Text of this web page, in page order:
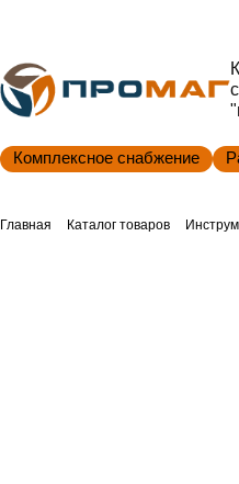
Комплексное снабжение
Главная Каталог товаров